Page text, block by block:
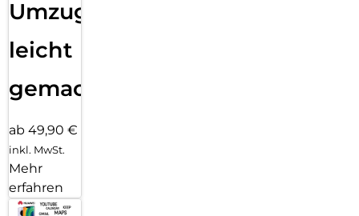
Umzug
leicht
gemacht!
ab 49,90 €
inkl. MwSt.
Mehr
erfahren